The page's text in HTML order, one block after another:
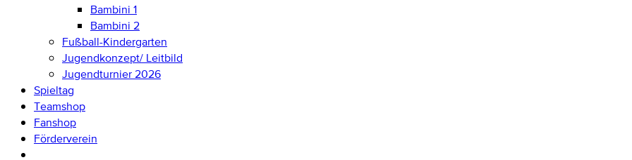
Bambini 1
Bambini 2
Fußball-Kindergarten
Jugendkonzept/ Leitbild
Jugendturnier 2026
Spieltag
Teamshop
Fanshop
Förderverein